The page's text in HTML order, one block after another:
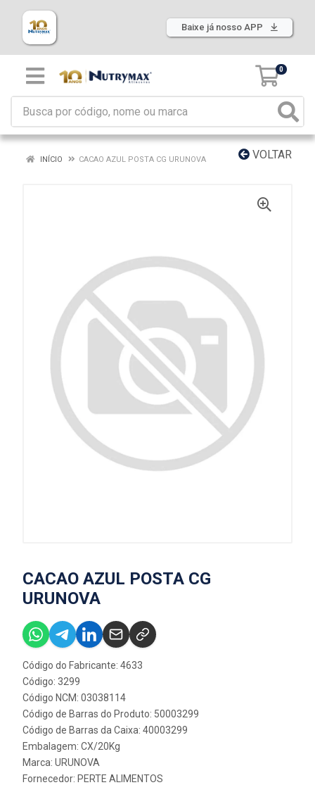
Baixe já nosso APP
0
VOLTAR
INÍCIO CACAO AZUL POSTA CG URUNOVA
CACAO AZUL POSTA CG
URUNOVA
Código do Fabricante: 4633
Código: 3299
Código NCM: 03038114
Código de Barras do Produto: 50003299
Código de Barras da Caixa: 40003299
Embalagem: CX/20Kg
Marca: URUNOVA
Fornecedor: PERTE ALIMENTOS